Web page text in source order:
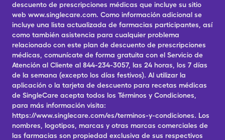
descuento de prescripciones médicas que incluye su sitio
web www.singlecare.com. Como información adicional se
incluye una lista actualizada de farmacias participantes, así
como también asistencia para cualquier problema
relacionado con este plan de descuento de prescripciones
médicas, comunícate de forma gratuita con el Servicio de
Atención al Cliente al 844-234-3057, las 24 horas, los 7 días
de la semana (excepto los días festivos). Al utilizar la
aplicación o la tarjeta de descuento para recetas médicas
de SingleCare acepta todos los Términos y Condiciones,
para más información visita:
https://www.singlecare.com/es/terminos-y-condiciones. Los
nombres, logotipos, marcas y otras marcas comerciales de
las farmacias son propiedad exclusiva de sus respectivos